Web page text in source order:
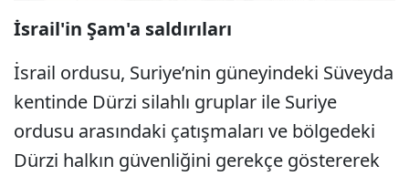
İsrail'in Şam'a saldırıları
İsrail ordusu, Suriye’nin güneyindeki Süveyda
kentinde Dürzi silahlı gruplar ile Suriye
ordusu arasındaki çatışmaları ve bölgedeki
Dürzi halkın güvenliğini gerekçe göstererek